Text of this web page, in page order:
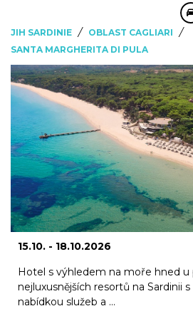
JIH SARDINIE / OBLAST CAGLIARI /
SANTA MARGHERITA DI PULA
15.10. - 18.10.2026
Hotel s výhledem na moře hned u
nejluxusnějších resortů na Sardinii
nabídkou služeb a ...